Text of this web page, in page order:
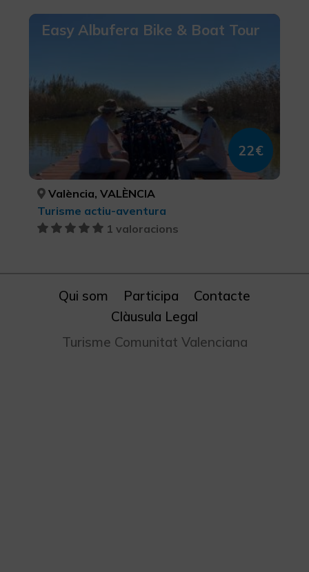
Easy Albufera Bike & Boat Tour
22€
València, VALÈNCIA
Turisme actiu-aventura
1 valoracions
Qui som Participa
Contacte
Clàusula Legal
Turisme Comunitat Valenciana